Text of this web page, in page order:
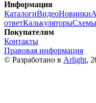
Информация
КаталогиВидеоНовинки
ответКалькуляторы
Покупателям
Контакты
Правовая информация
© Разработано в Arlight,